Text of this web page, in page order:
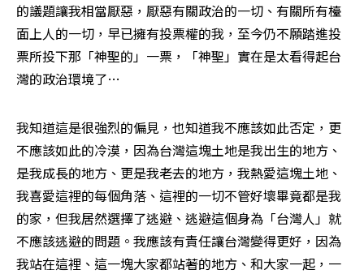
的議題讓我相當厭惡，厭惡有關政治的一切、有關所有檯
面上人的一切，早已擁有投票權的我，至今仍不願踏進投
票所投下那「神聖的」一票，「神聖」實在是太看得起台
灣的政治環境了…
我知道這是很強烈的偏見，也知道我不應該如此否定，更
不應該如此的冷漠，因為台灣這塊土地是我出生的地方、
是我成長的地方、更是我老去的地方，我熱愛這塊土地、
我喜愛這裡的每個角落、這裡的一切不管好壞畢竟都是我
的家，但我居然選擇了逃避、逃避這個身為「台灣人」就
不應該逃避的問題。我應該有責任讓台灣變得更好，因為
我站在這裡、這一塊大家都站著的地方、和大家一起，一